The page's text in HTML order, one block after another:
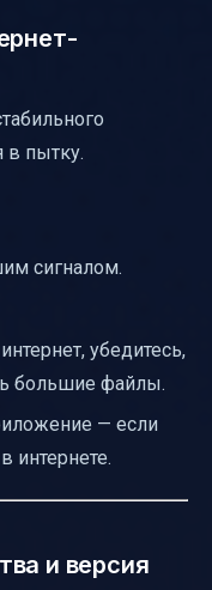
в пытку.
сигналом.
убедитесь,
большие файлы.
— если
интернете.
и версия